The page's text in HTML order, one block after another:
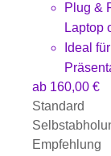
Plug &
Laptop
Ideal
ab 160,00 €
Standard
Empfehlung